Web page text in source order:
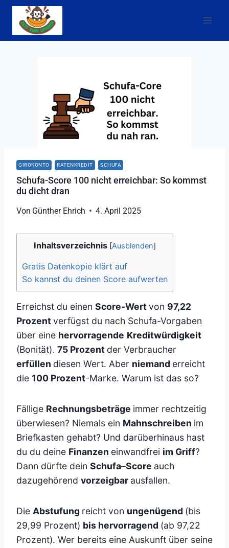
Zum
Inhalt
springen
GIROKONTO RATENKREDIT SCHUFA
Schufa-Score 100 nicht erreichbar: So kommst
du dicht dran
Von Günther Ehrich 4. April 2025
Inhaltsverzeichnis [Ausblenden]
Gratis Datenkopie klärt auf
So kannst du deinen Score aufwerten
Erreichst du einen Score-Wertvon 97,22
Prozentverfügst du nach Schufa-Vorgaben
über eine hervorragende Kreditwürdigkeit
(Bonität). 75 Prozent der Verbraucher
erfüllen diesen Wert. Aber niemand erreicht
die 100 Prozent-Marke. Warum ist das so?
Fällige Rechnungsbeträge immer rechtzeitig
überwiesen? Niemals ein Mahnschreiben im
Briefkasten gehabt? Und darüberhinaus hast
du du deine Finanzen einwandfrei im Griff?
Dann dürfte dein Schufa–Score auch
dazugehörend vorzeigbar ausfallen.
Die Abstufung reicht von ungenügend (bis
29,99 Prozent) bis hervorragend (ab 97,22
Prozent). Wer bereits eine Auskunft über seine